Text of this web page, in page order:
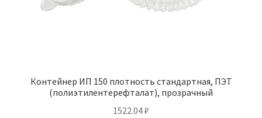
Контейнер ИП 150 плотность стандартная, ПЭТ
(полиэтилентерефталат), прозрачный
1522.04₽